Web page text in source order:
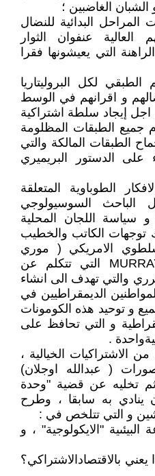
الشبان الغاضبين ؛
البدائية للنضال
عنفوان الثوار
التي يعيشونها فقرا
الطبقي لكل البروليتاريا
و اقرانهم في الوسط
إيجاد سلطة اشتراكية
جميع الطبقات المظلومة
الطبقات المالكة والتي
الدستور البريميري
الطوباوية المتعلقة
الباحث السوسيولوجي
و سياسة اللجان المحلية
توجهات الكاتب والخطيب
الامريكي ( موري
بوكتشين ) MURRAY BOOKCHIN التي تتكلم عن
والتي تهدف الى انشاء
الديمقراطيين في
و توحيد هذه الكومونات
و التي تحافظ على
.
الاشتراكيات الخيالية ،
( عبدالله اوجلان)
تخليه عن قضية "وحدة
ينادي به سابقا ، وطرح
و التي تتلخص في :
"الايكولوجية" ، و
بالاقتصادالاشتراكي؟